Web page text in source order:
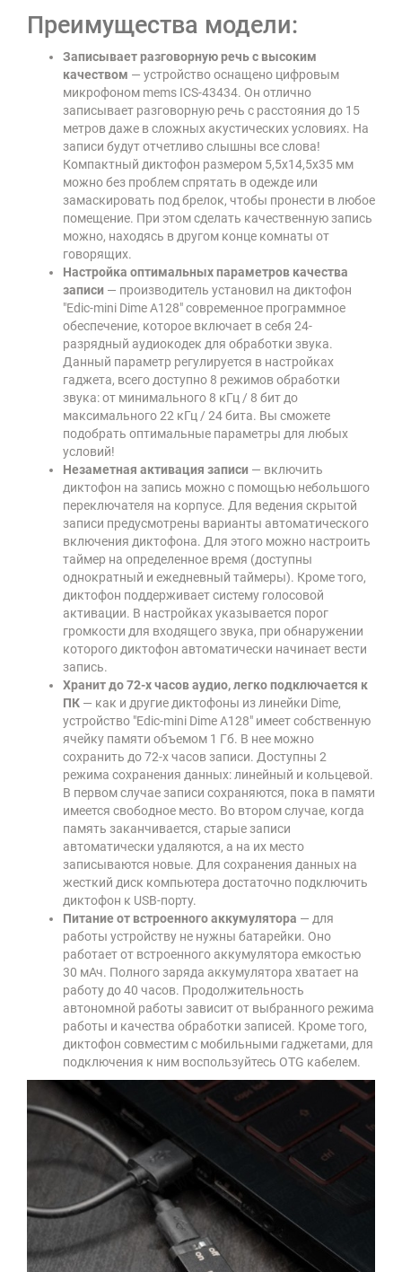
Преимущества модели:
Записывает разговорную речь с высоким
качеством — устройство оснащено цифровым
микрофоном mems ICS-43434. Он отлично
записывает разговорную речь с расстояния до 15
метров даже в сложных акустических условиях. На
записи будут отчетливо слышны все слова!
Компактный диктофон размером 5,5х14,5х35 мм
можно без проблем спрятать в одежде или
замаскировать под брелок, чтобы пронести в любое
помещение. При этом сделать качественную запись
можно, находясь в другом конце комнаты от
говорящих.
Настройка оптимальных параметров качества
записи — производитель установил на диктофон
"Edic-mini Dime А128" современное программное
обеспечение, которое включает в себя 24-
разрядный аудиокодек для обработки звука.
Данный параметр регулируется в настройках
гаджета, всего доступно 8 режимов обработки
звука: от минимального 8 кГц / 8 бит до
максимального 22 кГц / 24 бита. Вы сможете
подобрать оптимальные параметры для любых
условий!
Незаметная активация записи — включить
диктофон на запись можно с помощью небольшого
переключателя на корпусе. Для ведения скрытой
записи предусмотрены варианты автоматического
включения диктофона. Для этого можно настроить
таймер на определенное время (доступны
однократный и ежедневный таймеры). Кроме того,
диктофон поддерживает систему голосовой
активации. В настройках указывается порог
громкости для входящего звука, при обнаружении
которого диктофон автоматически начинает вести
запись.
Хранит до 72-х часов аудио, легко подключается к
ПК — как и другие диктофоны из линейки Dime,
устройство "Edic-mini Dime А128" имеет собственную
ячейку памяти объемом 1 Гб. В нее можно
сохранить до 72-х часов записи. Доступны 2
режима сохранения данных: линейный и кольцевой.
В первом случае записи сохраняются, пока в памяти
имеется свободное место. Во втором случае, когда
память заканчивается, старые записи
автоматически удаляются, а на их место
записываются новые. Для сохранения данных на
жесткий диск компьютера достаточно подключить
диктофон к USB-порту.
Питание от встроенного аккумулятора — для
работы устройству не нужны батарейки. Оно
работает от встроенного аккумулятора емкостью
30 мАч. Полного заряда аккумулятора хватает на
работу до 40 часов. Продолжительность
автономной работы зависит от выбранного режима
работы и качества обработки записей. Кроме того,
диктофон совместим с мобильными гаджетами, для
подключения к ним воспользуйтесь OTG кабелем.